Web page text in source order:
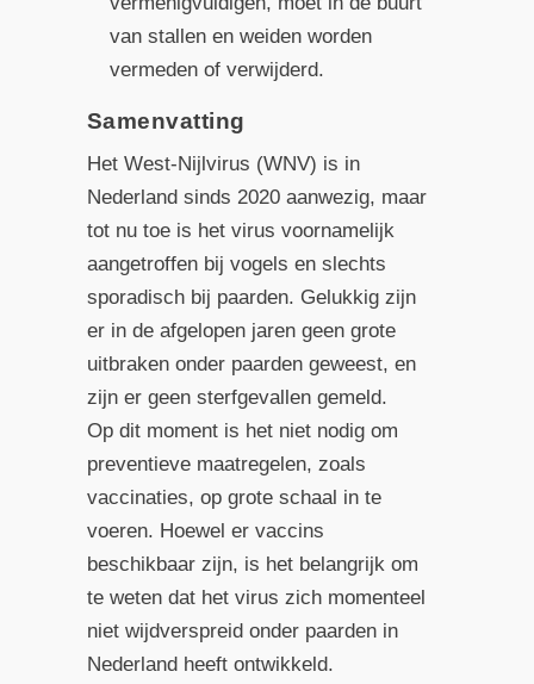
van stallen en weiden worden
vermeden of verwijderd.
Samenvatting
Het West-Nijlvirus (WNV) is in
Nederland sinds 2020 aanwezig, maar
tot nu toe is het virus voornamelijk
aangetroffen bij vogels en slechts
sporadisch bij paarden. Gelukkig zijn
er in de afgelopen jaren geen grote
uitbraken onder paarden geweest, en
zijn er geen sterfgevallen gemeld.
Op dit moment is het niet nodig om
preventieve maatregelen, zoals
vaccinaties, op grote schaal in te
voeren. Hoewel er vaccins
beschikbaar zijn, is het belangrijk om
te weten dat het virus zich momenteel
niet wijdverspreid onder paarden in
Nederland heeft ontwikkeld.